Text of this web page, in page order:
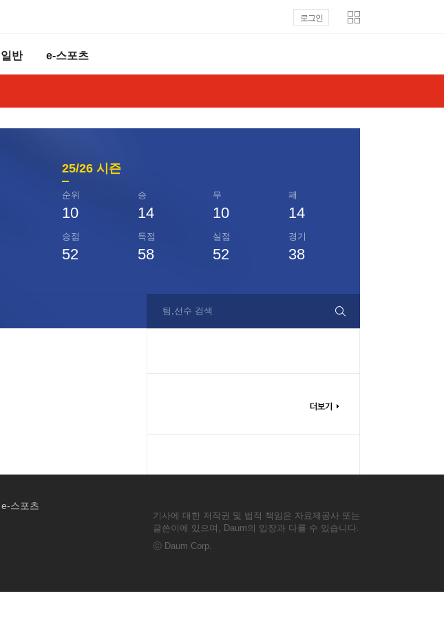
로그인
일반 e-스포츠
25/26 시즌
순위
10
승
14
무
10
패
14
승점
52
득점
58
실점
52
경기
38
팀,선수 검색
e-스포츠
기사에 대한 저작권 및 법적 책임은 자료제공사 또는
글쓴이에 있으며, Daum의 입장과 다를 수 있습니다.
ⓒ Daum Corp.